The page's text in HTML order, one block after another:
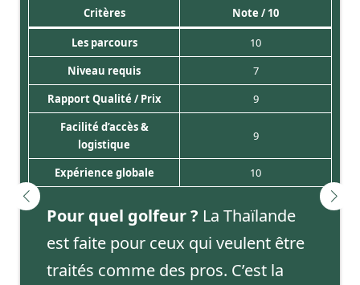
Critères Note / 10
Les parcours
10
Niveau requis
7
Rapport Qualité / Prix
9
Facilité d’accès &
logistique
9
Expérience globale 10
Pour quel golfeur ? La Thaïlande
est faite pour ceux qui veulent être
traités comme des pros. C’est la